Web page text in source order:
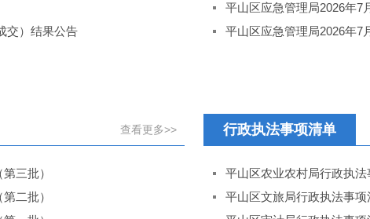
交）结果公告
平山区应急管理局2026年7
平山区应急管理局2026年7
查看更多>>
三批）
二批）
行政执法事项清单
平山区农业农村局行政执法
平山区文旅局行政执法事